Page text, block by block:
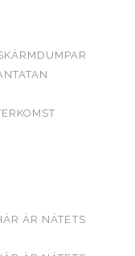
ÄR NÄTETS